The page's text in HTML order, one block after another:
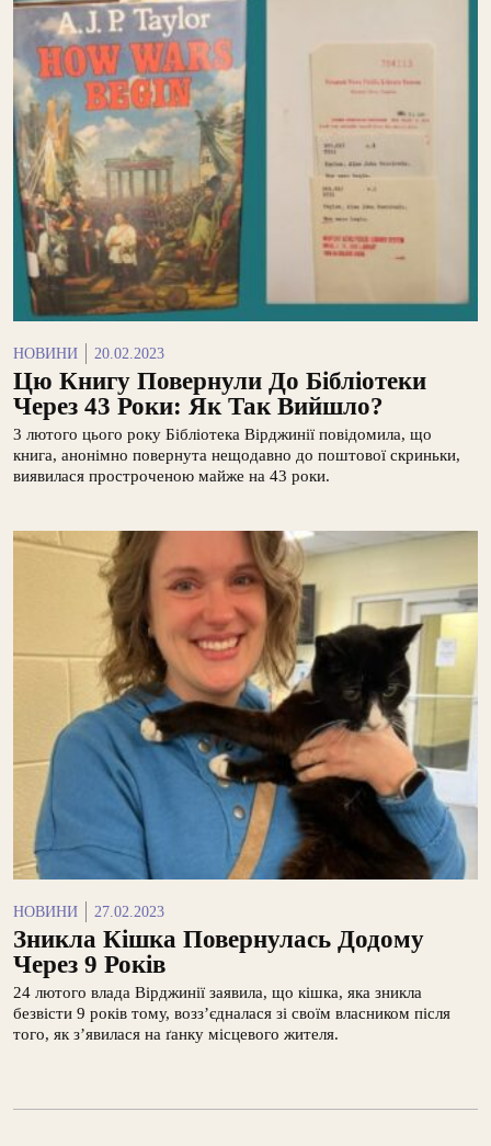
НОВИНИ 20.02.2023
Цю Книгу Повернули До Бібліотеки
Через 43 Роки: Як Так Вийшло?
3 лютого цього року Бібліотека Вірджинії повідомила, що
книга, анонімно повернута нещодавно до поштової скриньки,
виявилася простроченою майже на 43 роки.
НОВИНИ 27.02.2023
Зникла Кішка Повернулась Додому
Через 9 Років
24 лютого влада Вірджинії заявила, що кішка, яка зникла
безвісти 9 років тому, возз’єдналася зі своїм власником після
того, як з’явилася на ґанку місцевого жителя.